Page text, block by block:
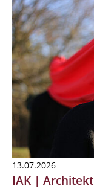
13.07.2026
IAK |